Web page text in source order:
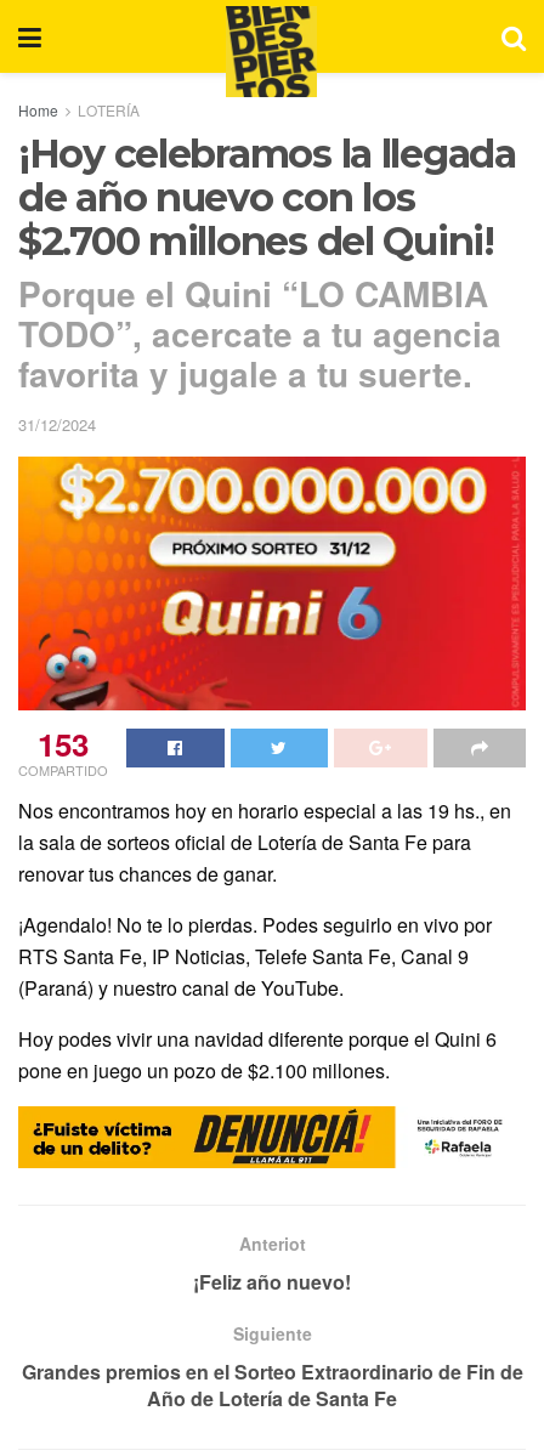
Home LOTERÍA
¡Hoy celebramos la llegada
de año nuevo con los
$2.700 millones del Quini!
Porque el Quini “LO CAMBIA
TODO”, acercate a tu agencia
favorita y jugale a tu suerte.
31/12/2024
153
COMPARTIDO
Nos encontramos hoy en horario especial a las 19 hs., en
la sala de sorteos oficial de Lotería de Santa Fe para
renovar tus chances de ganar.
¡Agendalo! No te lo pierdas. Podes seguirlo en vivo por
RTS Santa Fe, IP Noticias, Telefe Santa Fe, Canal 9
(Paraná) y nuestro canal de YouTube.
Hoy podes vivir una navidad diferente porque el Quini 6
pone en juego un pozo de $2.100 millones.
Anteriot
¡Feliz año nuevo!
Siguiente
Grandes premios en el Sorteo Extraordinario de Fin de
Año de Lotería de Santa Fe